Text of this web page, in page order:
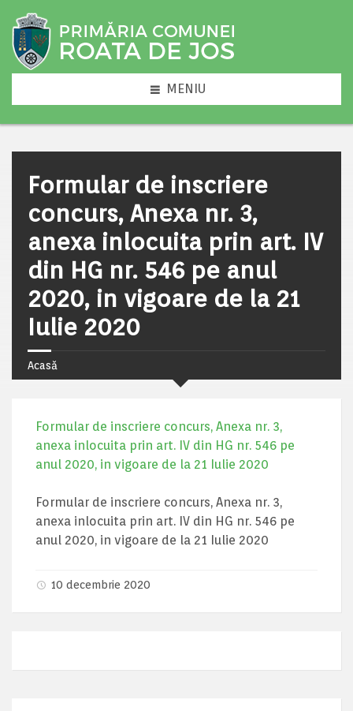
MENIU
Formular de inscriere
concurs, Anexa nr. 3,
anexa inlocuita prin art. IV
din HG nr. 546 pe anul
2020, in vigoare de la 21
Iulie 2020
Acasă
Formular de inscriere concurs, Anexa nr. 3,
anexa inlocuita prin art. IV din HG nr. 546 pe
anul 2020, in vigoare de la 21 Iulie 2020
Formular de inscriere concurs, Anexa nr. 3,
anexa inlocuita prin art. IV din HG nr. 546 pe
anul 2020, in vigoare de la 21 Iulie 2020
10 decembrie 2020